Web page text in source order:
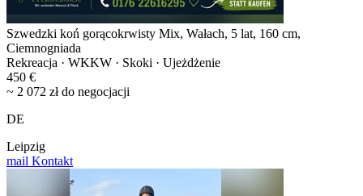
Szwedzki koń gorącokrwisty Mix, Wałach, 5 lat, 160 cm,
Ciemnogniada
Rekreacja · WKKW · Skoki · Ujeżdżenie
450 €
~ 2 072 zł do negocjacji
DE
Leipzig
mail Kontakt